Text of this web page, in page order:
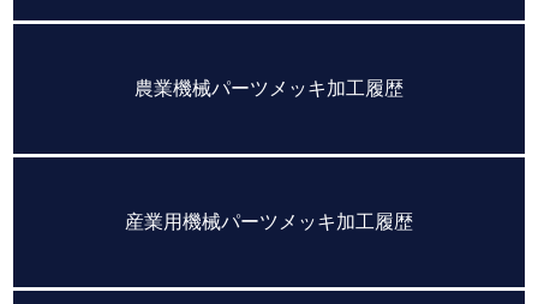
農業機械パーツメッキ加工履歴
産業用機械パーツメッキ加工履歴